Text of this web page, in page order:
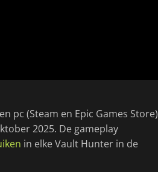
pc (Steam en Epic Games Store)
2025. De gameplay
in elke Vault Hunter in de